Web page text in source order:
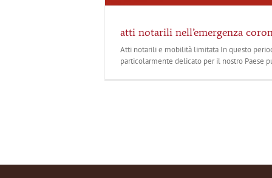
atti notarili nell’emergenza
Atti notarili e mobilità limitata In questo
particolarmente delicato per il nostro Paese